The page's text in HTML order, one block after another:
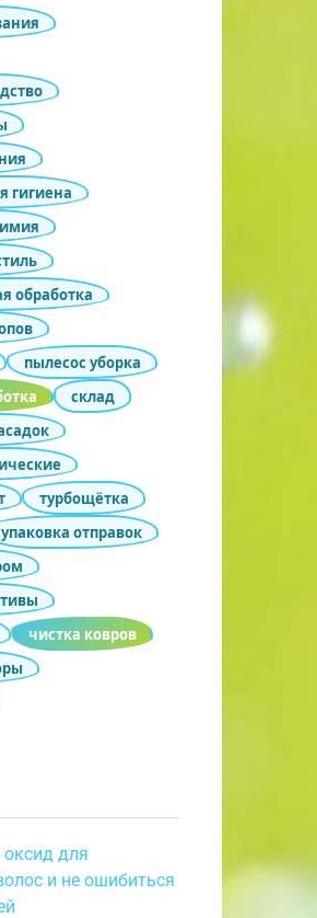
гигиена
обработка
пылесос уборка
склад
турбощётка
упаковка отправок
чистка ковров
для
и не ошибиться